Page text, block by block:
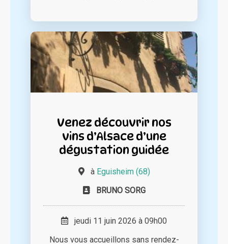
Venez découvrir nos
vins d’Alsace d’une
dégustation guidée
à Eguisheim (68)
BRUNO SORG
jeudi 11 juin 2026 à 09h00
Nous vous accueillons sans rendez-